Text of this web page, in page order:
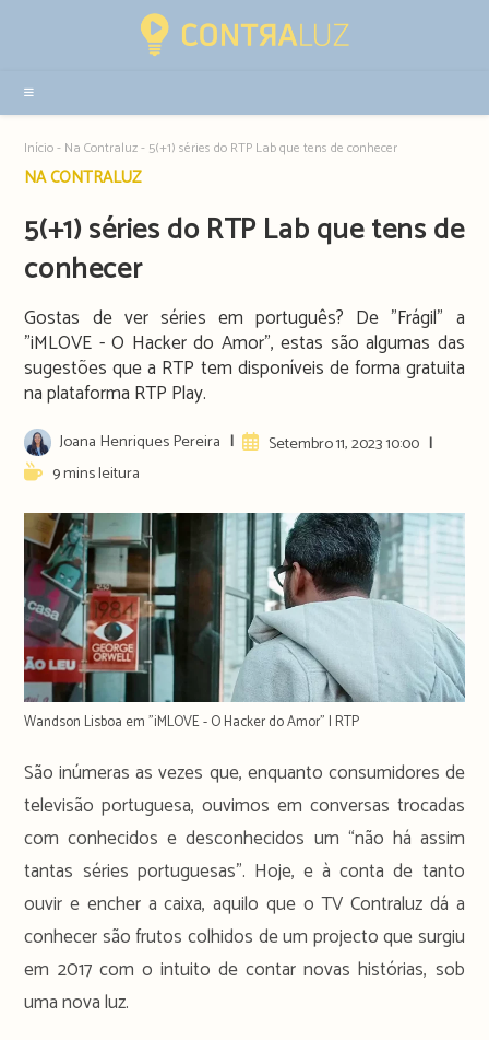
sidebar
Início- Na Contraluz- 5(+1) séries do RTP Lab que tens de conhecer
Post
NA CONTRALUZ
5(+1) séries do RTP Lab que tens de
conhecer
Gostas de ver séries em português? De "Frágil" a
"iMLOVE - O Hacker do Amor", estas são algumas das
sugestões que a RTP tem disponíveis de forma gratuita
na plataforma RTP Play.
Post
author:
Joana Henriques Pereira
ArtigoSetembro 11, 2023 10:00
Reading9 mins leitura
Wandson Lisboa em "iMLOVE - O Hacker do Amor" | RTP
São inúmeras as vezes que, enquanto consumidores de
televisão portuguesa, ouvimos em conversas trocadas
com conhecidos e desconhecidos um “não há assim
tantas séries portuguesas”. Hoje, e à conta de tanto
ouvir e encher a caixa, aquilo que o TV Contraluz dá a
conhecer são frutos colhidos de um projecto que surgiu
em 2017 com o intuito de contar novas histórias, sob
uma nova luz.